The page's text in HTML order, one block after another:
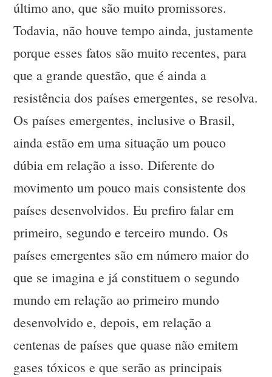
último ano, que são muito promissores.
Todavia, não houve tempo ainda, justamente
porque esses fatos são muito recentes, para
que a grande questão, que é ainda a
resistência dos países emergentes, se resolva.
Os países emergentes, inclusive o Brasil,
ainda estão em uma situação um pouco
dúbia em relação a isso. Diferente do
movimento um pouco mais consistente dos
países desenvolvidos. Eu prefiro falar em
primeiro, segundo e terceiro mundo. Os
países emergentes são em número maior do
que se imagina e já constituem o segundo
mundo em relação ao primeiro mundo
desenvolvido e, depois, em relação a
centenas de países que quase não emitem
gases tóxicos e que serão as principais